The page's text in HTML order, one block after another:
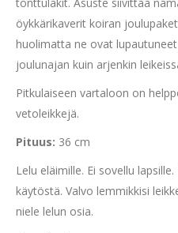
öykkärikaverit koiran
huolimatta ne ovat
joulunajan kuin arjenkin
Pitkulaiseen vartaloon on
vetoleikkejä.
Pituus: 36 cm
Lelu eläimille. Ei sovellu
käytöstä. Valvo lemmikkisi
niele lelun osia.